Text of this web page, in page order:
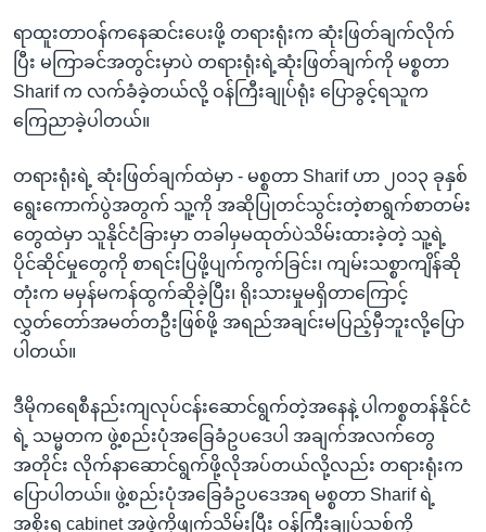
ရာထူးတာဝန်ကနေဆင်းပေးဖို့ တရားရုံးက ဆုံးဖြတ်ချက်လိုက်
ပြီး မကြာခင်အတွင်းမှာပဲ တရားရုံးရဲ့ဆုံးဖြတ်ချက်ကို မစ္စတာ
Sharif က လက်ခံခဲ့တယ်လို့ ဝန်ကြီးချုပ်ရုံး ပြောခွင့်ရသူက
ကြေညာခဲ့ပါတယ်။
တရားရုံးရဲ့ ဆုံးဖြတ်ချက်ထဲမှာ - မစ္စတာ Sharif ဟာ ၂၀၁၃ ခုနှစ်
ရွေးကောက်ပွဲအတွက် သူ့ကို အဆိုပြုတင်သွင်းတဲ့စာရွက်စာတမ်း
တွေထဲမှာ သူနိုင်ငံခြားမှာ တခါမှမထုတ်ပဲသိမ်းထားခဲ့တဲ့ သူ့ရဲ့
ပိုင်ဆိုင်မှုတွေကို စာရင်းပြဖို့ပျက်ကွက်ခြင်း၊ ကျမ်းသစ္စာကျိန်ဆို
တုံးက မမှန်မကန်ထွက်ဆိုခဲ့ပြီး၊ ရိုးသားမှုမရှိတာကြောင့်
လွှတ်တော်အမတ်တဦးဖြစ်ဖို့ အရည်အချင်းမပြည့်မှီဘူးလို့ပြော
ပါတယ်။
ဒီမိုကရေစီနည်းကျလုပ်ငန်းဆောင်ရွက်တဲ့အနေနဲ့ ပါကစ္စတန်နိုင်ငံ
ရဲ့ သမ္မတက ဖွဲ့စည်းပုံအခြေခံဥပဒေပါ အချက်အလက်တွေ
အတိုင်း လိုက်နာဆောင်ရွက်ဖို့လိုအပ်တယ်လို့လည်း တရားရုံးက
ပြောပါတယ်။ ဖွဲ့စည်းပုံအခြေခံဥပဒေအရ မစ္စတာ Sharif ရဲ့
အစိုးရ cabinet အဖွဲ့ကိုဖျက်သိမ်းပြီး ဝန်ကြီးချုပ်သစ်ကို